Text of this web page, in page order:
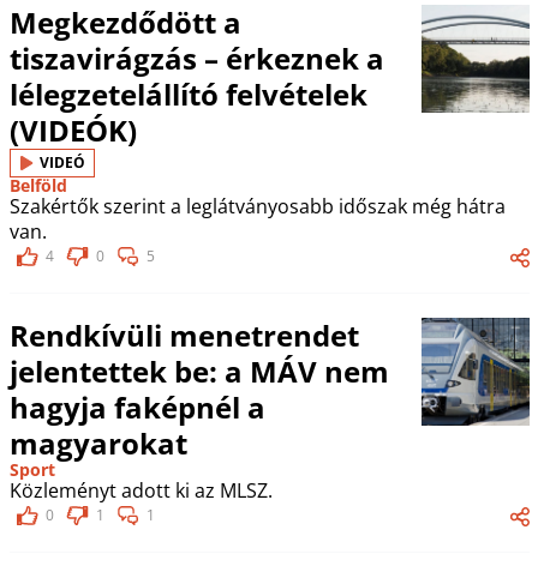
Megkezdődött a
tiszavirágzás – érkeznek a
lélegzetelállító felvételek
(VIDEÓK)
VIDEÓ
Belföld
Szakértők szerint a leglátványosabb időszak még hátra
van.
4 0 5
Rendkívüli menetrendet
jelentettek be: a MÁV nem
hagyja faképnél a
magyarokat
Sport
Közleményt adott ki az MLSZ.
0 1 1